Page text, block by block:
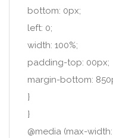
bottom: 0px;
left: 0;
width: 100%;
padding-top: 00px;
margin-bottom:
}
}
@media (max-